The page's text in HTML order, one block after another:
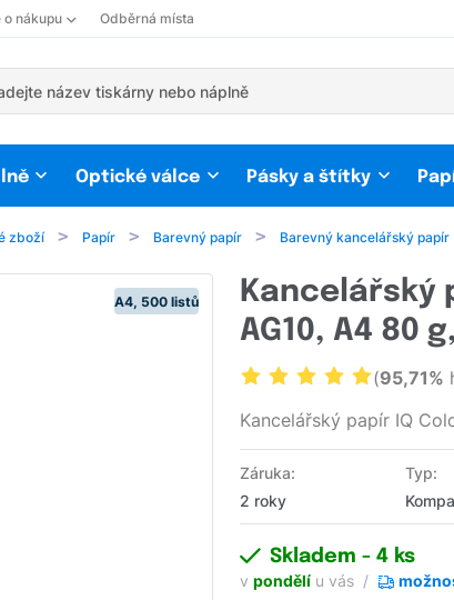
o nákupu Odběrná místa
Optické válce Pásky a štítky
zboží Papír Barevný papír Barevný kancelářský papír
A4, 500 listů
Kancelářský
AG10, A4 80
(95,71%
Kancelářský papír IQ
Záruka:
2 roky
Typ:
Skladem- 4 ks
vpondělí u vás